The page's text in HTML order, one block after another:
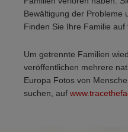
Bewältigung der Probleme
Finden Sie Ihre Familie auf
Um getrennte Familien
veröffentlichen mehrere
Europa Fotos von
suchen, auf